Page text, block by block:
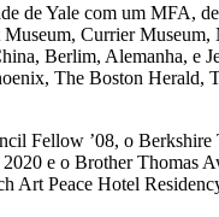
de Yale com um MFA,
Currier
Berlim, Alemanha, e
The Boston Herald,
Fellow ’08, o
e o Brother Thomas
Art Peace Hotel